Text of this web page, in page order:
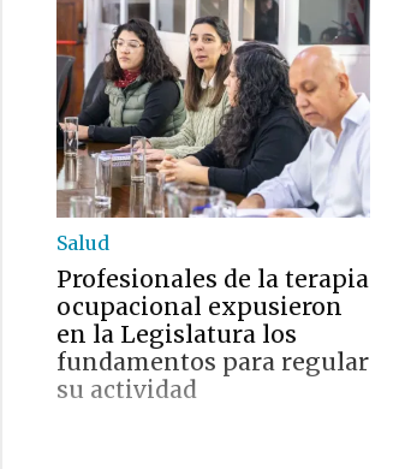
Salud
Profesionales de la terapia
ocupacional expusieron
en la Legislatura los
fundamentos para regular
su actividad